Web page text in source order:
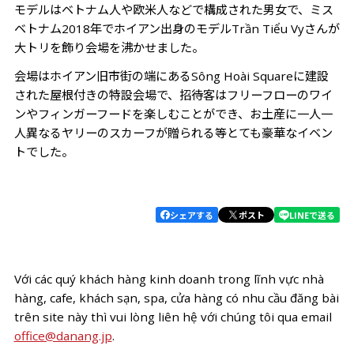
モデルはベトナム人や欧米人などで構成された男女で、ミス
ベトナム2018年でホイアン出身のモデルTrần Tiểu Vyさんが
大トリを飾り会場を沸かせました。
会場はホイアン旧市街の端にあるSông Hoài Squareに建設
された屋根付きの特設会場で、招待客はフリーフローのワイ
ンやフィンガーフードを楽しむことができ、お土産に一人一
人異なるヤリーのスカーフが贈られる等とても豪華なイベン
トでした。
シェアする ポスト LINEで送る
Với các quý khách hàng kinh doanh trong lĩnh vực nhà
hàng, cafe, khách sạn, spa, cửa hàng có nhu cầu đăng bài
trên site này thì vui lòng liên hệ với chúng tôi qua email
office@danang.jp.